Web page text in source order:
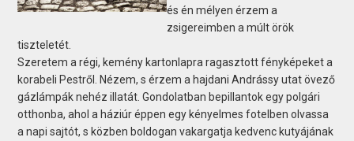
és én mélyen érzem a
zsigereimben a múlt örök
tiszteletét.
Szeretem a régi, kemény kartonlapra ragasztott fényképeket a
korabeli Pestről. Nézem, s érzem a hajdani Andrássy utat övező
gázlámpák nehéz illatát. Gondolatban bepillantok egy polgári
otthonba, ahol a háziúr éppen egy kényelmes fotelben olvassa
a napi sajtót, s közben boldogan vakargatja kedvenc kutyájának